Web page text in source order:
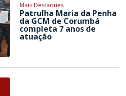
Mais Destaques
Patrulha Maria da Penha
da GCM de Corumbá
completa 7 anos de
atuação